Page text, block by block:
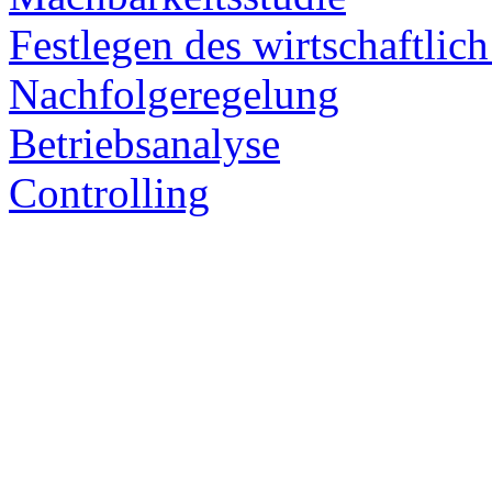
Festlegen des
Nachfolgeregelung
Betriebsanalyse
Controlling